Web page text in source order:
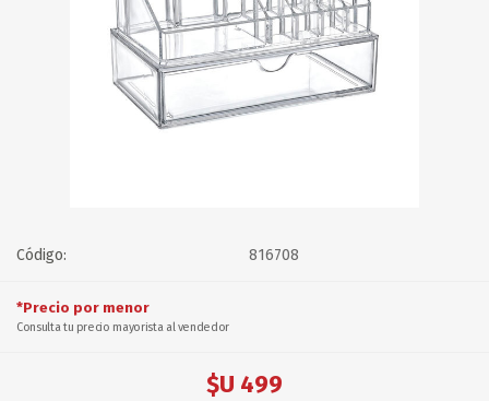
Código: 816708
*Precio por menor
Consulta tu precio mayorista al vendedor
$U 499